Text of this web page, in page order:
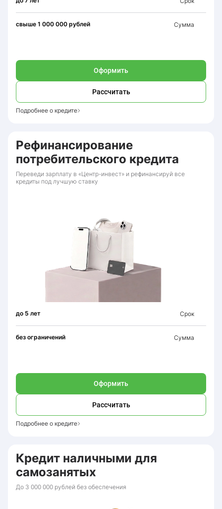
свыше 1 000 000 рублей Сумма
Оформить
Рассчитать
Подробнее о кредите
Рефинансирование
потребительского кредита
Переведи зарплату в «Центр-инвест» и рефинансируй все
кредиты под лучшую ставку
до 5 лет Срок
без ограничений Сумма
Оформить
Рассчитать
Подробнее о кредите
Кредит наличными для
самозанятых
До 3 000 000 рублей без обеспечения